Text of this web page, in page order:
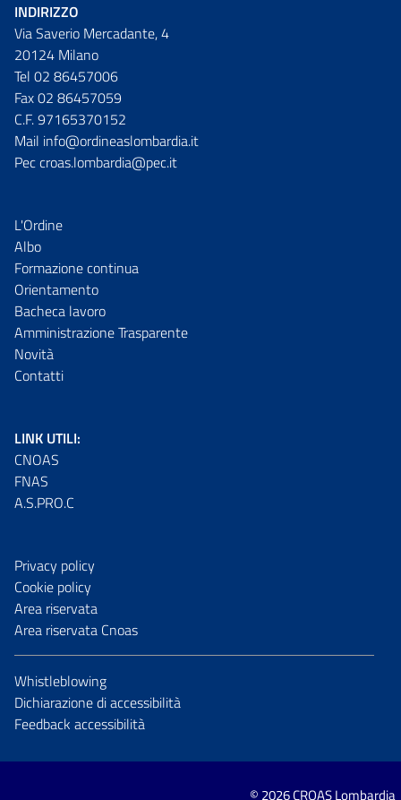
INDIRIZZO
Via Saverio Mercadante, 4
20124 Milano
Tel 02 86457006
Fax 02 86457059
C.F. 97165370152
Mail info@ordineaslombardia.it
Pec croas.lombardia@pec.it
L'Ordine
Albo
Formazione continua
Orientamento
Bacheca lavoro
Amministrazione Trasparente
Novità
Contatti
LINK UTILI:
CNOAS
FNAS
A.S.PRO.C
Privacy policy
Cookie policy
Area riservata
Area riservata Cnoas
Whistleblowing
Dichiarazione di accessibilità
Feedback accessibilità
© 2026 CROAS Lombardia